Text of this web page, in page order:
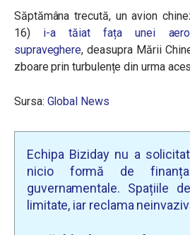
Săptămâna trecută, un avion
16) i-a tăiat fața unei
supraveghere, deasupra Mării
zboare prin turbulențe din urma
Sursa: Global News
Echipa Biziday nu a
nicio formă de
guvernamentale. Spațiile
limitate, iar reclama